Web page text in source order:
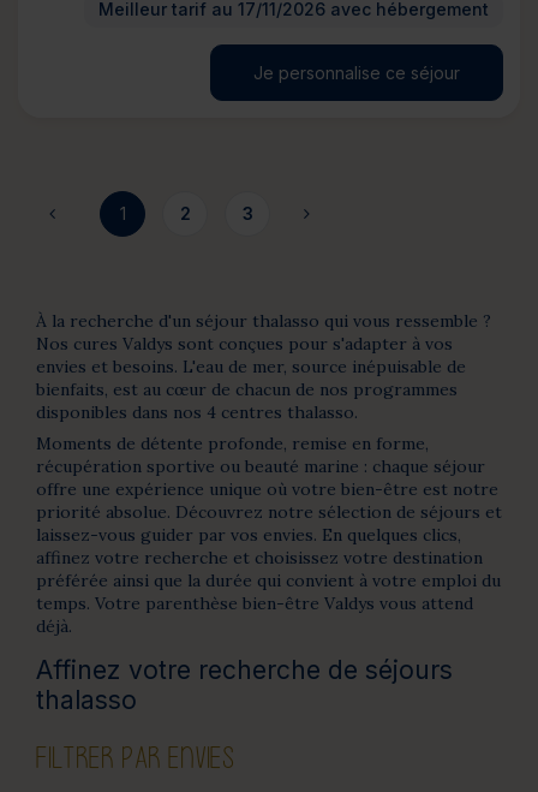
Meilleur tarif au 17/11/2026 avec hébergement
Je personnalise ce séjour
1 2 3
À la recherche d'un séjour thalasso qui vous ressemble ?
Nos cures Valdys sont conçues pour s'adapter à vos
envies et besoins. L'eau de mer, source inépuisable de
bienfaits, est au cœur de chacun de nos programmes
disponibles dans nos 4 centres thalasso.
Moments de détente profonde, remise en forme,
récupération sportive ou beauté marine : chaque séjour
offre une expérience unique où votre bien-être est notre
priorité absolue. Découvrez notre sélection de séjours et
laissez-vous guider par vos envies. En quelques clics,
affinez votre recherche et choisissez votre destination
préférée ainsi que la durée qui convient à votre emploi du
temps. Votre parenthèse bien-être Valdys vous attend
déjà.
Affinez votre recherche de séjours
thalasso
FILTRER PAR ENVIES